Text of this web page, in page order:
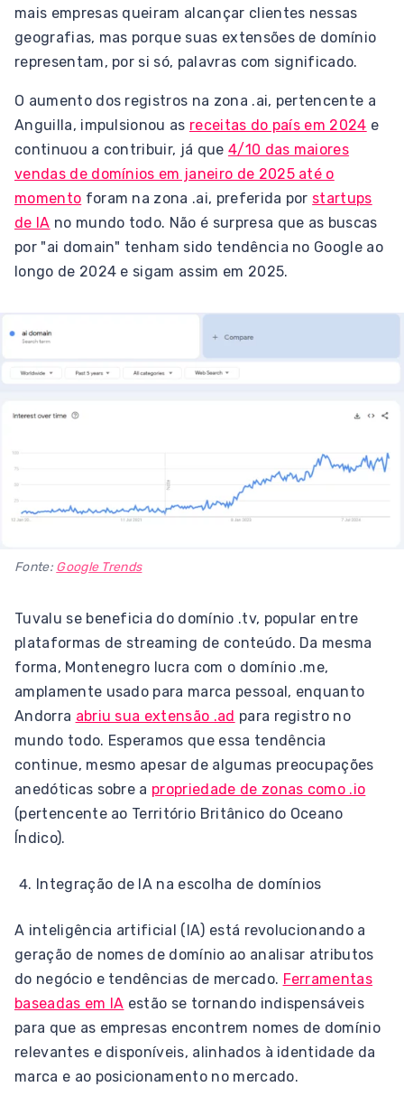
mais empresas queiram alcançar clientes nessas
geografias, mas porque suas extensões de domínio
representam, por si só, palavras com significado.
O aumento dos registros na zona .ai, pertencente a
Anguilla, impulsionou as receitas do país em 2024 e
continuou a contribuir, já que 4/10 das maiores
vendas de domínios em janeiro de 2025 até o
momento foram na zona .ai, preferida por startups
de IA no mundo todo. Não é surpresa que as buscas
por "ai domain" tenham sido tendência no Google ao
longo de 2024 e sigam assim em 2025.
Fonte: Google Trends
Tuvalu se beneficia do domínio .tv, popular entre
plataformas de streaming de conteúdo. Da mesma
forma, Montenegro lucra com o domínio .me,
amplamente usado para marca pessoal, enquanto
Andorra abriu sua extensão .ad para registro no
mundo todo. Esperamos que essa tendência
continue, mesmo apesar de algumas preocupações
anedóticas sobre a propriedade de zonas como .io
(pertencente ao Território Britânico do Oceano
Índico).
Integração de IA na escolha de domínios
A inteligência artificial (IA) está revolucionando a
geração de nomes de domínio ao analisar atributos
do negócio e tendências de mercado. Ferramentas
baseadas em IA estão se tornando indispensáveis
para que as empresas encontrem nomes de domínio
relevantes e disponíveis, alinhados à identidade da
marca e ao posicionamento no mercado.